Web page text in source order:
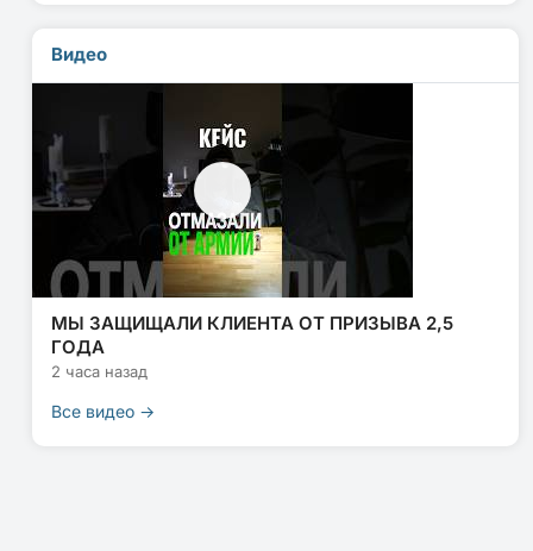
Видео
МЫ ЗАЩИЩАЛИ КЛИЕНТА ОТ ПРИЗЫВА 2,5
ГОДА
2 часа назад
Все видео →